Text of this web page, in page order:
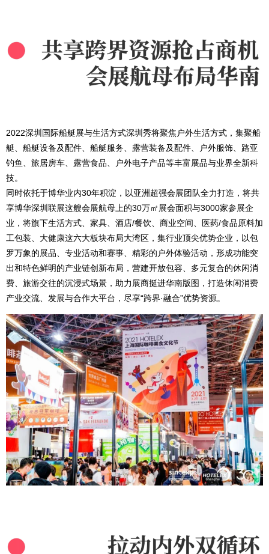
2022深圳国际船艇展与生活方式深圳秀将聚焦户外生活方式，集聚船
艇、船艇设备及配件、船艇服务、露营装备及配件、户外服饰、路亚
钓鱼、旅居房车、露营食品、户外电子产品等丰富展品与业界全新科
技。
同时依托于博华业内30年积淀，以亚洲超强会展团队全力打造，将共
享博华深圳联展这艘会展航母上的30万㎡展会面积与3000家参展企
业，将旗下生活方式、家具、酒店/餐饮、商业空间、医药/食品原料加
工包装、大健康这六大板块布局大湾区，集行业顶尖优势企业，以包
罗万象的展品、专业活动和赛事、精彩的户外体验活动，形成功能突
出和特色鲜明的产业链创新布局，营建开放包容、多元复合的休闲消
费、旅游交往的沉浸式场景，助力展商挺进华南版图，打造休闲消费
产业交流、发展与合作大平台，尽享“跨界·融合”优势资源。